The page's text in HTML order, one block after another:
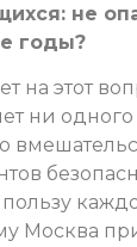
не
годы?
на этот
ни
Москва